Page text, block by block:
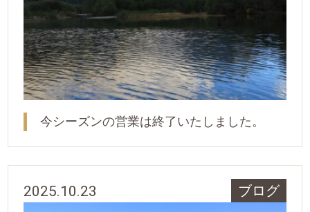
今シーズンの営業は終了いたしました。
2025.10.23 ブログ